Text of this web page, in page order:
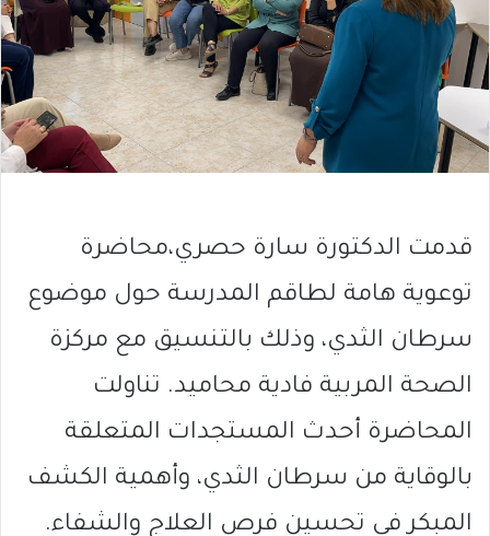
قدمت الدكتورة سارة حصري،محاضرة
توعوية هامة لطاقم المدرسة حول موضوع
سرطان الثدي، وذلك بالتنسيق مع مركزة
الصحة المربية فادية محاميد. تناولت
المحاضرة أحدث المستجدات المتعلقة
بالوقاية من سرطان الثدي، وأهمية الكشف
المبكر في تحسين فرص العلاج والشفاء.